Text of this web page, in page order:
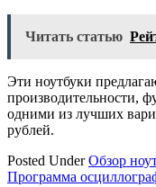
Читать статью
Эти ноутбуки
производительности,
одними из лучших
рублей.
Posted UnderОбзор
Навигация
Программа